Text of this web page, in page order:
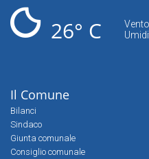
26° C
Il Comune
Bilanci
Sindaco
Giunta comunale
Consiglio comunale